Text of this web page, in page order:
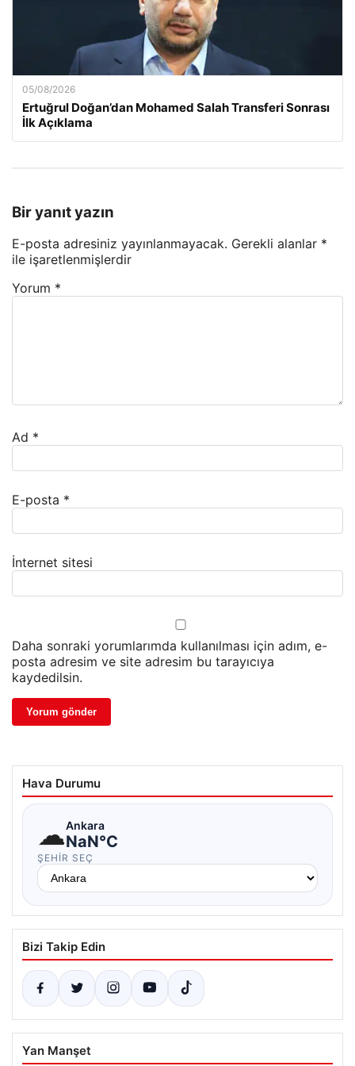
05/08/2026
Ertuğrul Doğan’dan Mohamed Salah Transferi Sonrası
İlk Açıklama
Bir yanıt yazın
E-posta adresiniz yayınlanmayacak. Gerekli alanlar *
ile işaretlenmişlerdir
Yorum *
Ad *
E-posta *
İnternet sitesi
Daha sonraki yorumlarımda kullanılması için adım, e-
posta adresim ve site adresim bu tarayıcıya
kaydedilsin.
Hava Durumu
☁Ankara
NaN°C
ŞEHIR SEÇ
Bizi Takip Edin
Yan Manşet